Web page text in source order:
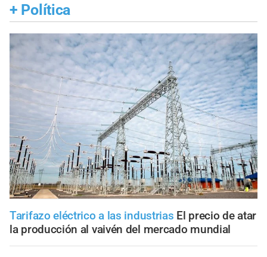
+ Política
Tarifazo eléctrico a las industrias El precio de atar
la producción al vaivén del mercado mundial